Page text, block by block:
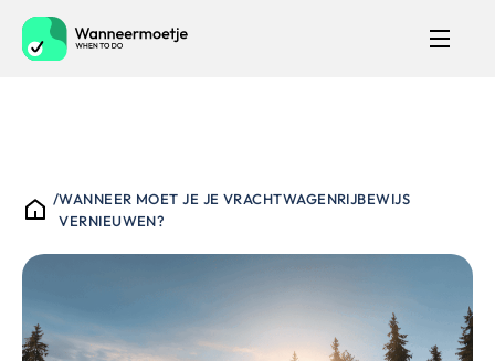
/WANNEER MOET JE JE VRACHTWAGENRIJBEWIJS
VERNIEUWEN?